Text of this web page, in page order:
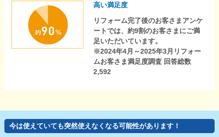
高い満足度
リフォーム完了後のお客さまアンケ
ートでは、約9割のお客さまにご満
足いただいています。
※2024年4月～2025年3月リフォー
ムお客さま満足度調査 回答総数
2,592
今は使えていても突然使えなくなる可能性があります！